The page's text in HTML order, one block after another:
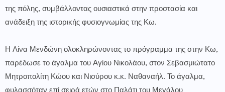
της πόλης, συμβάλλοντας ουσιαστικά στην προστασία και
ανάδειξη της ιστορικής φυσιογνωμίας της Κω.
Η Λίνα Μενδώνη ολοκληρώνοντας το πρόγραμμα της στην Κω,
παρέδωσε το άγαλμα του Αγίου Νικολάου, στον Σεβασμιώτατο
Μητροπολίτη Κώου και Νισύρου κ.κ. Ναθαναήλ. Το άγαλμα,
φυλασσόταν επί σειρά ετών στο Παλάτι του Μεγάλου